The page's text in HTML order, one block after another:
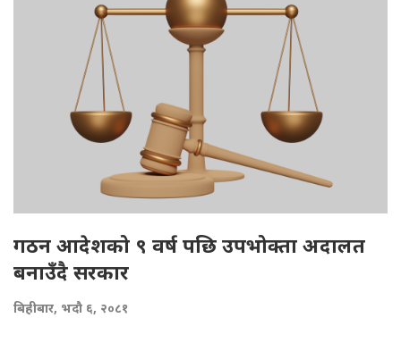
गठन आदेशको ९ वर्ष पछि उपभोक्ता अदालत
बनाउँदै सरकार
बिहीबार, भदौ ६, २०८१